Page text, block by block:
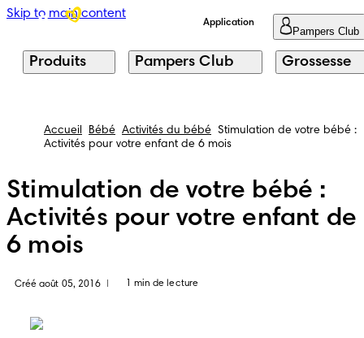
Skip to main content
Application
Pampers Club
Produits Pampers Club Grossesse
Accueil Bébé Activités du bébé Stimulation de votre bébé :
Activités pour votre enfant de 6 mois
Stimulation de votre bébé :
Activités pour votre enfant de
6 mois
Créé août 05, 2016 1 min de lecture